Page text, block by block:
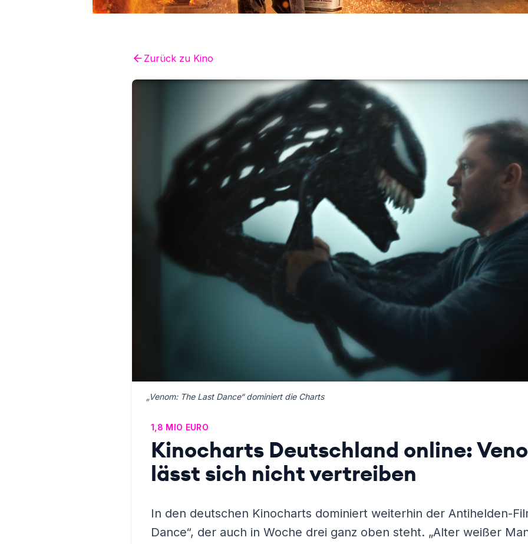
Zurück zu Kino
„Venom: The Last Dance“ dominiert die Charts
1,8 MIO EURO
Kinocharts Deutschland online:
lässt sich nicht vertreiben
In den deutschen Kinocharts dominiert weiterhin der Antihelden-
Dance“, der auch in Woche drei ganz oben steht. „Alter weißer